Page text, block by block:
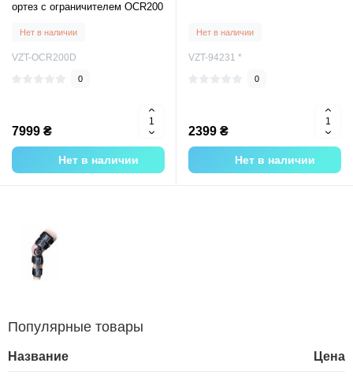
ортез с ограничителем OCR200
Нет в наличии
VZT-OCR200D
0
7999 ₴
Нет в наличии
Нет в наличии
VZT-94231 *
0
2399 ₴
Нет в наличии
Популярные товары
Название Цена